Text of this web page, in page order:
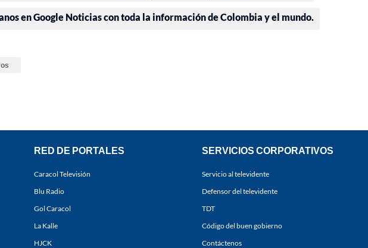
en Google Noticias con toda la información de Colombia y el mundo.
RED DE PORTALES
Caracol Televisión
Blu Radio
Gol Caracol
La Kalle
HJCK
SERVICIOS CORPORATIVOS
Servicio al televidente
Defensor del televidente
TDT
Código del buen gobierno
Contáctenos